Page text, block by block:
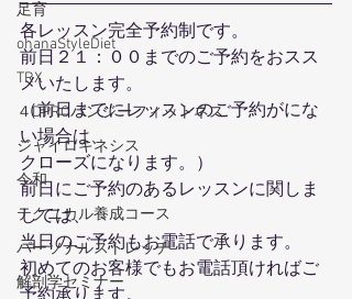
足育
ohanaStyleDiet
TRX
４DPROバンジーフィットネス
ジャイロキネシス
令和
テクニカル養成コース
パーソナルストレッチ
解剖学セミナー
各レッスン完全予約制です。
前日２１：００までのご予約をおスス
メいたします。
（前日までにレッスンのご予約がにな
い場合は、
クローズになります。）
前日にご予約のあるレッスンに関しま
しては、
当日のご予約もお電話で承ります。
初めてのお客様でもお電話頂ければご